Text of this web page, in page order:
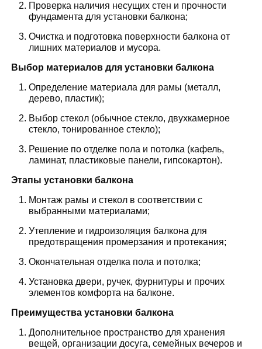
Проверка наличия несущих стен и прочности
фундамента для установки балкона;
Очистка и подготовка поверхности балкона от
лишних материалов и мусора.
Выбор материалов для установки балкона
Определение материала для рамы (металл,
дерево, пластик);
Выбор стекол (обычное стекло, двухкамерное
стекло, тонированное стекло);
Решение по отделке пола и потолка (кафель,
ламинат, пластиковые панели, гипсокартон).
Этапы установки балкона
Монтаж рамы и стекол в соответствии с
выбранными материалами;
Утепление и гидроизоляция балкона для
предотвращения промерзания и протекания;
Окончательная отделка пола и потолка;
Установка двери, ручек, фурнитуры и прочих
элементов комфорта на балконе.
Преимущества установки балкона
Дополнительное пространство для хранения
вещей, организации досуга, семейных вечеров и